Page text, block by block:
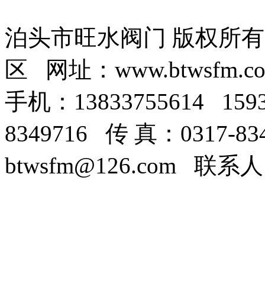
泊头市旺水阀门 版权所
区 网址：
手机：13833755614
8349716 传 真：0317-
btwsfm@126.com 联系